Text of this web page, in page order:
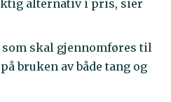
alternativ i pris, sier
skal gjennomføres til
bruken av både tang og